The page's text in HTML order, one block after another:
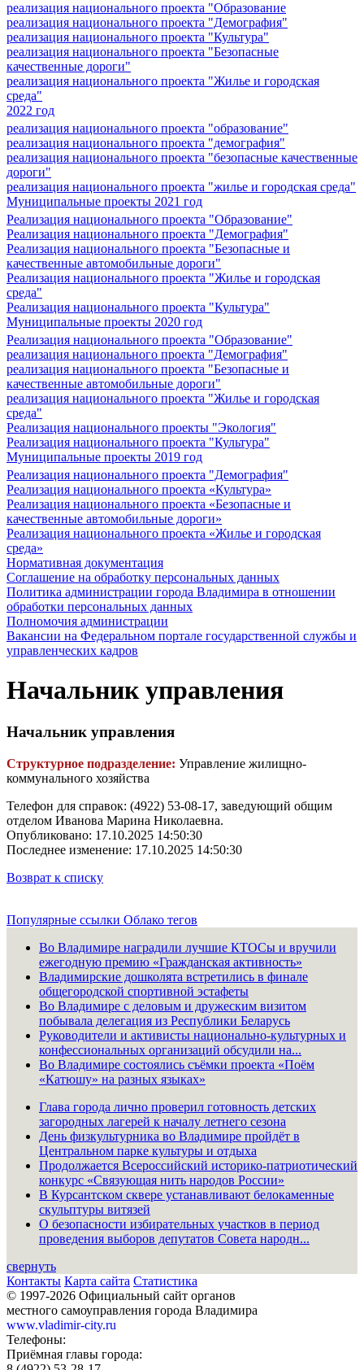
реализация национального проекта "Образование
реализация национального проекта "Демография"
реализация национального проекта "Культура"
реализация национального проекта "Безопасные
качественные дороги"
реализация национального проекта "Жилье и городская
среда"
2022 год
реализация национального проекта "образование"
реализация национального проекта "демография"
реализация национального проекта "безопасные качественные
дороги"
реализация национального проекта "жилье и городская среда"
Муниципальные проекты 2021 год
Реализация национального проекта "Образование"
Реализация национального проекта "Демография"
Реализация национального проекта "Безопасные и
качественные автомобильные дороги"
Реализация национального проекта "Жилье и городская
среда"
Реализация национального проекта "Культура"
Муниципальные проекты 2020 год
Реализация национального проекта "Образование"
реализация национального проекта "Демография"
реализация национального проекта "Безопасные и
качественные автомобильные дороги"
реализация национального проекта "Жилье и городская
среда"
Реализация национального проекты "Экология"
Реализация национального проекта "Культура"
Муниципальные проекты 2019 год
Реализация национального проекта "Демография"
Реализация национального проекта «Культура»
Реализация национального проекта «Безопасные и
качественные автомобильные дороги»
Реализация национального проекта «Жилье и городская
среда»
Нормативная документация
Соглашение на обработку персональных данных
Политика администрации города Владимира в отношении
обработки персональных данных
Полномочия администрации
Вакансии на Федеральном портале государственной службы и
управленческих кадров
Начальник управления
Начальник управления
Структурное подразделение: Управление жилищно-
коммунального хозяйства
Телефон для справок: (4922) 53-08-17, заведующий общим
отделом Иванова Марина Николаевна.
Опубликовано: 17.10.2025 14:50:30
Последнее изменение: 17.10.2025 14:50:30
Возврат к списку
Популярные ссылки Облако тегов
Во Владимире наградили лучшие КТОСы и вручили
ежегодную премию «Гражданская активность»
Владимирские дошколята встретились в финале
общегородской спортивной эстафеты
Во Владимире с деловым и дружеским визитом
побывала делегация из Республики Беларусь
Руководители и активисты национально-культурных и
конфессиональных организаций обсудили на...
Во Владимире состоялись съёмки проекта «Поём
«Катюшу» на разных языках»
Глава города лично проверил готовность детских
загородных лагерей к началу летнего сезона
День физкультурника во Владимире пройдёт в
Центральном парке культуры и отдыха
Продолжается Всероссийский историко-патриотический
конкурс «Связующая нить народов России»
В Курсантском сквере устанавливают белокаменные
скульптуры витязей
О безопасности избирательных участков в период
проведения выборов депутатов Совета народн...
свернуть
Контакты Карта сайта Статистика
© 1997-2026 Официальный сайт органов
местного самоуправления города Владимира
www.vladimir-city.ru
Телефоны:
Приёмная главы города: